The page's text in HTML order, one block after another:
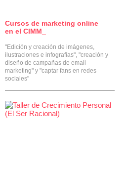
Cursos de marketing online
en el CIMM_
"Edición y creación de imágenes,
ilustraciones e infografías", "creación y
diseño de campañas de email
marketing" y "captar fans en redes
sociales"